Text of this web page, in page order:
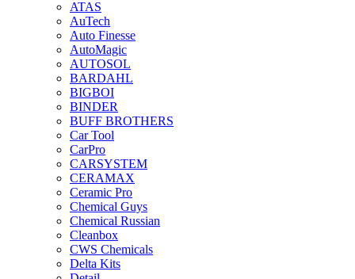
ATAS
AuTech
Auto Finesse
AutoMagic
AUTOSOL
BARDAHL
BIGBOI
BINDER
BUFF BROTHERS
Car Tool
CarPro
CARSYSTEM
CERAMAX
Ceramic Pro
Chemical Guys
Chemical Russian
Cleanbox
CWS Chemicals
Delta Kits